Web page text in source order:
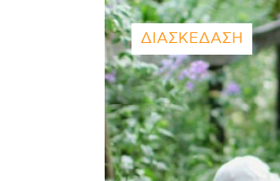
ΔΙΑΣΚΈΔΑΣΗ